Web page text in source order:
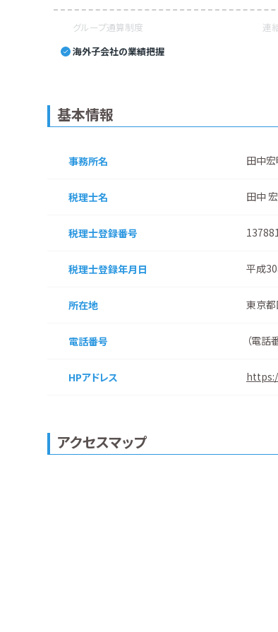
グループ通算制度 連
海外子会社の業績把握
基本情報
事務所名 田中
税理士名 田中 宏
税理士登録番号
税理士登録年月日 平成
所在地 東京都
電話番号 （電話
HPアドレス
アクセスマップ